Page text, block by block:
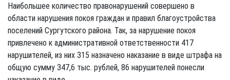
Наибольшее количество правонарушений совершено в
области нарушения покоя граждан и правил благоустройства
поселений Сургутского района. Так, за нарушение покоя
привлечено к административной ответственности 417
нарушителей, из них 315 назначено наказание в виде штрафа на
общую сумму 347,6 тыс. рублей, 86 нарушителей понесли